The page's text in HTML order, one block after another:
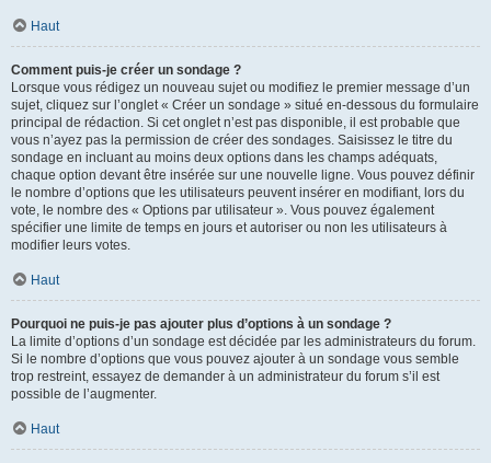
Haut
Comment puis-je créer un sondage ?
Lorsque vous rédigez un nouveau sujet ou modifiez le premier message d’un
sujet, cliquez sur l’onglet « Créer un sondage » situé en-dessous du formulaire
principal de rédaction. Si cet onglet n’est pas disponible, il est probable que
vous n’ayez pas la permission de créer des sondages. Saisissez le titre du
sondage en incluant au moins deux options dans les champs adéquats,
chaque option devant être insérée sur une nouvelle ligne. Vous pouvez définir
le nombre d’options que les utilisateurs peuvent insérer en modifiant, lors du
vote, le nombre des « Options par utilisateur ». Vous pouvez également
spécifier une limite de temps en jours et autoriser ou non les utilisateurs à
modifier leurs votes.
Haut
Pourquoi ne puis-je pas ajouter plus d’options à un sondage ?
La limite d’options d’un sondage est décidée par les administrateurs du forum.
Si le nombre d’options que vous pouvez ajouter à un sondage vous semble
trop restreint, essayez de demander à un administrateur du forum s’il est
possible de l’augmenter.
Haut